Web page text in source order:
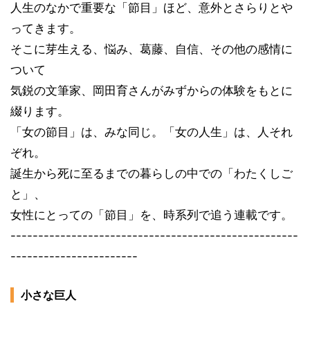
人生のなかで重要な「節目」ほど、意外とさらりとや
ってきます。
そこに芽生える、悩み、葛藤、自信、その他の感情に
ついて
気鋭の文筆家、岡田育さんがみずからの体験をもとに
綴ります。
「女の節目」は、みな同じ。「女の人生」は、人それ
ぞれ。
誕生から死に至るまでの暮らしの中での「わたくしご
と」、
女性にとっての「節目」を、時系列で追う連載です。
----------------------------------------------------
-----------------------
小さな巨人